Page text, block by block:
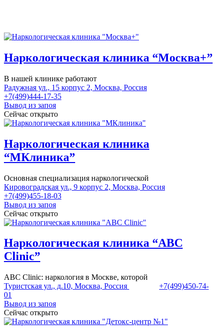
Наркологическая клиника “Москва+”
В нашей клинике работают
Радужная ул., 15 корпус 2, Москва, Россия
+7(499)444-17-35
Вывод из запоя
Сейчас открыто
Наркологическая клиника
“МКлиника”
Основная специализация наркологической
Кировоградская ул., 9 корпус 2, Москва, Россия
+7(499)455-18-03
Вывод из запоя
Сейчас открыто
Наркологическая клиника “ABC
Clinic”
ABC Clinic: наркология в Москве, которой
Туристская ул., д.10, Москва, Россия
+7(499)450-74-
01
Вывод из запоя
Сейчас открыто